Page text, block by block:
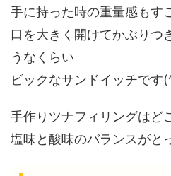
手に持った時の重量感もす
口を大きく開けてかぶりつ
うなくらい
ビックなサンドイッチです
手作りツナフィリングはど
塩味と酸味のバランスがと